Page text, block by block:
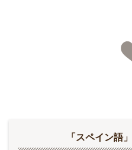
「スペイン語」